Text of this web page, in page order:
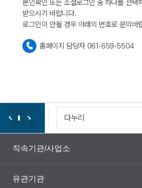
본인확인 또는 소셜로그인 중 하나를 선택
받으시기 바랍니다.
로그인이 안될 경우 아래의 번호로 문의바
홈페이지 담당자 061-659-5504
이
전
정
지
다
음
다누리
직속기관/사업소
유관기관